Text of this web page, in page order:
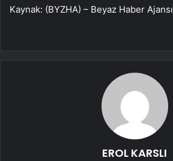
Kaynak: (BYZHA) – Beyaz Haber Ajansı
EROL KARSLI